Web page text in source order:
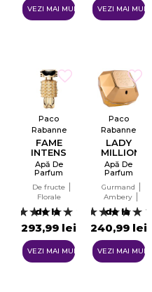
VEZI MAI MULTE
289,99 lei
VEZI MAI MULTE
Paco
Rabanne
FAME
INTENSE
Apă De
Parfum
Femei
EDP
De fructe
Florale
de la
293,99 lei
VEZI MAI MULTE
Paco
Rabanne
LADY
MILLION
Apă De
Parfum
Femei
EDP
Gurmand
Ambery
Florale
Lemnoase
12
de la
240,99 lei
VEZI MAI MULTE